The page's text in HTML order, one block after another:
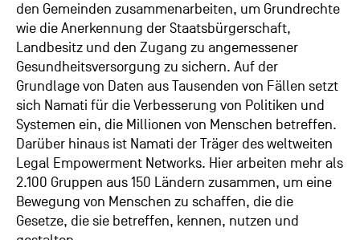
den Gemeinden zusammenarbeiten, um Grundrechte
wie die Anerkennung der Staatsbürgerschaft,
Landbesitz und den Zugang zu angemessener
Gesundheitsversorgung zu sichern. Auf der
Grundlage von Daten aus Tausenden von Fällen setzt
sich Namati für die Verbesserung von Politiken und
Systemen ein, die Millionen von Menschen betreffen.
Darüber hinaus ist Namati der Träger des weltweiten
Legal Empowerment Networks. Hier arbeiten mehr als
2.100 Gruppen aus 150 Ländern zusammen, um eine
Bewegung von Menschen zu schaffen, die die
Gesetze, die sie betreffen, kennen, nutzen und